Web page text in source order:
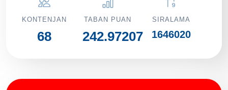
KONTENJAN
68
TABAN PUAN
242.97207
SIRALAMA
1646020